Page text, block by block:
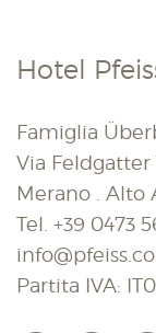
Hotel
Famiglia
Via Feldgatter
Merano . Alto
Tel. +39 0473
Partita IVA: